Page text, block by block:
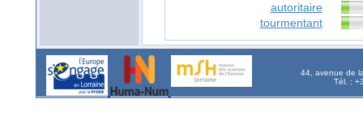
autoritaire
tourmentant
44, avenue de
Tél. :